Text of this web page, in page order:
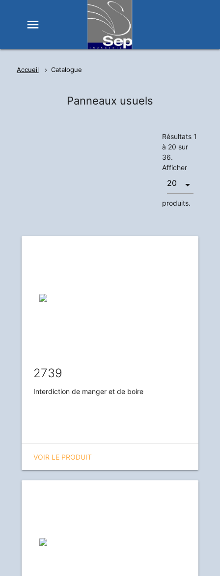
menu
Accueil Catalogue
Panneaux usuels
Résultats 1
à 20 sur
36.
Afficher
produits.
2739
Interdiction de manger et de boire
VOIR LE PRODUIT